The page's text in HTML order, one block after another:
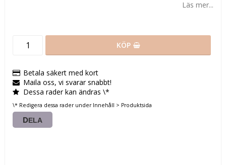
Läs mer...
KÖP
Betala säkert med kort
Maila oss, vi svarar snabbt!
Dessa rader kan ändras \*
\* Redigera dessa rader under Innehåll > Produktsida
DELA